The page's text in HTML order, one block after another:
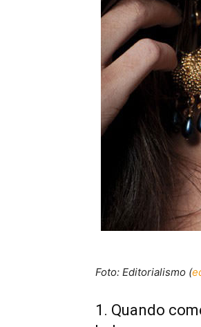
Foto: Editorialismo (
1. Quando